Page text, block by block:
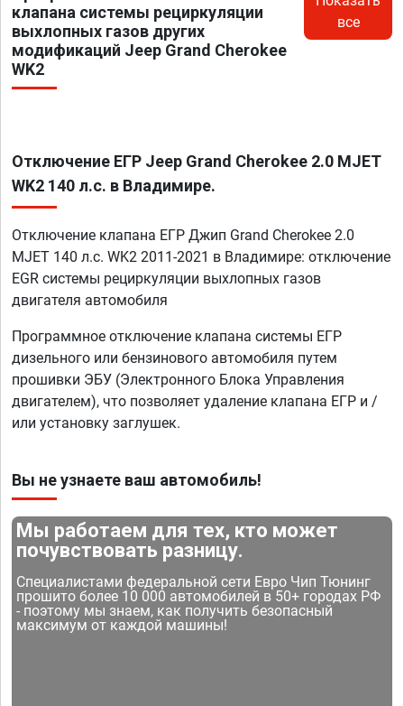
клапана системы рециркуляции
выхлопных газов других
модификаций Jeep Grand Cherokee
WK2
все
Отключение ЕГР Jeep Grand Cherokee 2.0 MJET
WK2 140 л.с. в Владимире.
Отключение клапана ЕГР Джип Grand Cherokee 2.0
MJET 140 л.с. WK2 2011-2021 в Владимире: отключение
EGR системы рециркуляции выхлопных газов
двигателя автомобиля
Программное отключение клапана системы ЕГР
дизельного или бензинового автомобиля путем
прошивки ЭБУ (Электронного Блока Управления
двигателем), что позволяет удаление клапана ЕГР и /
или установку заглушек.
Вы не узнаете ваш автомобиль!
Мы работаем для тех, кто может
почувствовать разницу.
Специалистами федеральной сети Евро Чип Тюнинг
прошито более 10 000 автомобилей в 50+ городах РФ
- поэтому мы знаем, как получить безопасный
максимум от каждой машины!